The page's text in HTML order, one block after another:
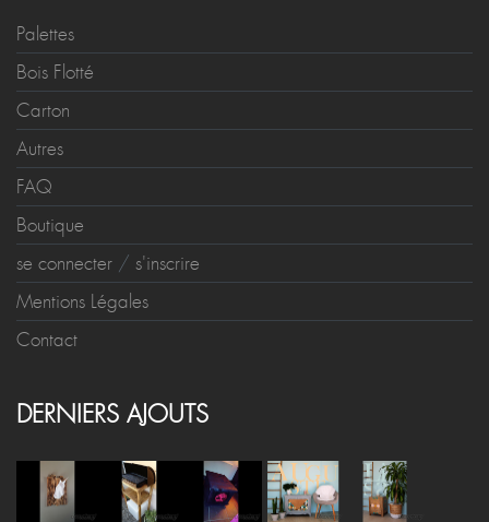
Palettes
Bois Flotté
Carton
Autres
FAQ
Boutique
se connecter / s'inscrire
Mentions Légales
Contact
DERNIERS AJOUTS